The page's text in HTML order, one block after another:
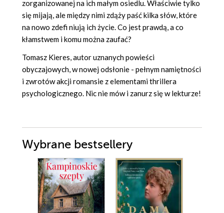
zorganizowanej na ich małym osiedlu. Właściwie tylko
się mijają, ale między nimi zdąży paść kilka słów, które
na nowo zdefi niują ich życie. Co jest prawdą, a co
kłamstwem i komu można zaufać?
Tomasz Kieres, autor uznanych powieści
obyczajowych, w nowej odsłonie - pełnym namiętności
i zwrotów akcji romansie z elementami thrillera
psychologicznego. Nic nie mów i zanurz się w lekturze!
Wybrane bestsellery